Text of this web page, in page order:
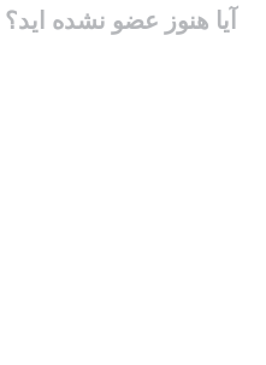
آیا هنوز عضو نشده اید؟